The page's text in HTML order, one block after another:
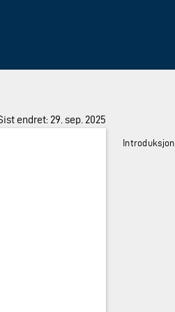
endret: 29. sep. 2025
Introduksjon